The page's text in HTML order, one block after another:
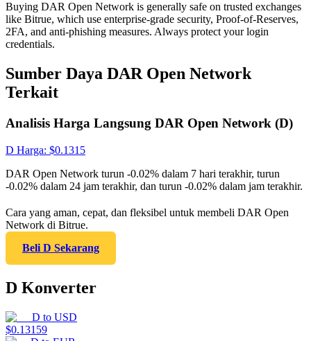
Buying DAR Open Network is generally safe on trusted exchanges
like Bitrue, which use enterprise-grade security, Proof-of-Reserves,
2FA, and anti-phishing measures. Always protect your login
credentials.
Sumber Daya DAR Open Network
Terkait
Analisis Harga Langsung DAR Open Network (D)
D Harga: $0.1315
DAR Open Network turun -0.02% dalam 7 hari terakhir, turun
-0.02% dalam 24 jam terakhir, dan turun -0.02% dalam jam terakhir.
Cara yang aman, cepat, dan fleksibel untuk membeli DAR Open
Network di Bitrue.
Beli D Sekarang
D Konverter
D to USD
$0.13159